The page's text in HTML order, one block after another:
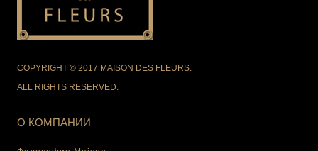
COPYRIGHT © 2017 MAISON DES FLEURS.
ALL RIGHTS RESERVED.
О КОМПАНИИ